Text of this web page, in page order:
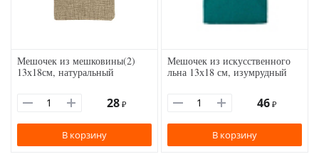
Мешочек из мешковины(2)
13х18см, натуральный
28 ₽
В корзину
Мешочек из искусственного
льна 13х18 см, изумрудный
46 ₽
В корзину